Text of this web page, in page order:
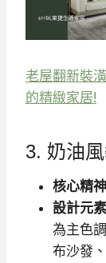
老屋翻新裝
的精緻家居!
3. 奶油
核心精神
設計元素
為主色
布沙發